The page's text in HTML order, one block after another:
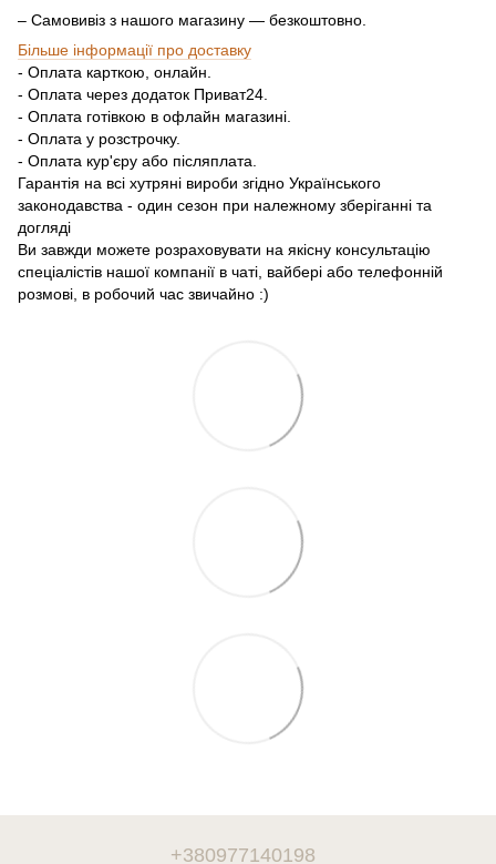
– Самовивіз з нашого магазину — безкоштовно.
Більше інформації про доставку
- Оплата карткою, онлайн.
- Оплата через додаток Приват24.
- Оплата готівкою в офлайн магазині.
- Оплата у розстрочку.
- Оплата кур'єру або післяплата.
Гарантія на всі хутряні вироби згідно Українського
законодавства - один сезон при належному зберіганні та
догляді
Ви завжди можете розраховувати на якісну консультацію
спеціалістів нашої компанії в чаті, вайбері або телефонній
розмові, в робочий час звичайно :)
+380977140198